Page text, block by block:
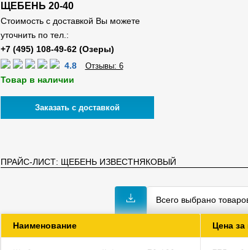
ЩЕБЕНЬ 20-40
Стоимость с доставкой Вы можете
уточнить по тел.:
4.8 Отзывы: 6
Товар в наличии
Заказать с доставкой
ПРАЙС-ЛИСТ: ЩЕБЕНЬ ИЗВЕСТНЯКОВЫЙ
Всего выбрано
Наименование Цена за